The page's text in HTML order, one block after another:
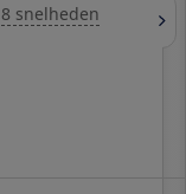
8 snelheden